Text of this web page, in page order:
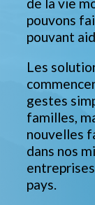
pouvons
pouvant
Les
gestes
familles,
nouvelles
dans nos
pays.